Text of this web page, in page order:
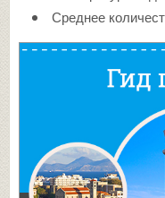
Среднее